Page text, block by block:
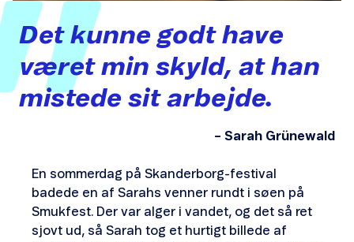
Det kunne godt have
været min skyld, at han
mistede sit arbejde.
– Sarah Grünewald
En sommerdag på Skanderborg-festival
badede en af Sarahs venner rundt i søen på
Smukfest. Der var alger i vandet, og det så ret
sjovt ud, så Sarah tog et hurtigt billede af